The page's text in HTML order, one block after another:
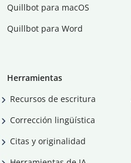
Quillbot para macOS
Quillbot para Word
Herramientas
Recursos de escritura
Corrección lingüística
Citas y originalidad